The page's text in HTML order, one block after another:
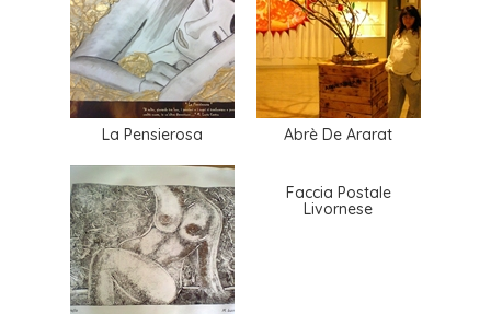
La Pensierosa Abrè De Ararat
Faccia Postale
Livornese